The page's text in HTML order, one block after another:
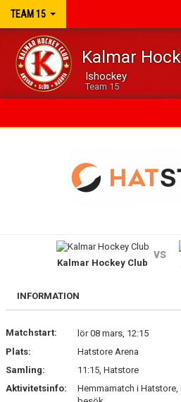
TEAM 15
Kalmar
Ishockey
Team 15
Kalmar Hockey Club
vs
INFORMATION
Matchstart:
lör 08 mars, 12:15
Plats:
Hatstore Arena
Samling:
11:15, Hatstore
Aktivitetsinfo:
Hemmamatch i